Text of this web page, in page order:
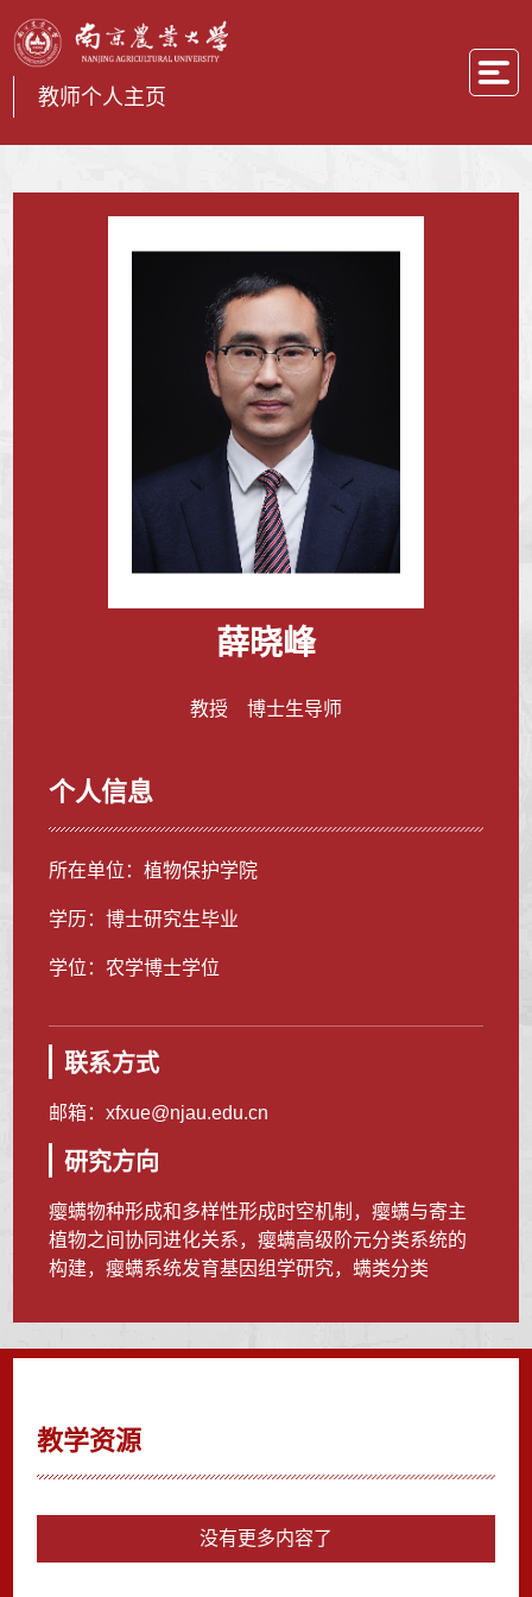
教师个人主页
薛晓峰
教授 博士生导师
个人信息
所在单位：植物保护学院
学历：博士研究生毕业
学位：农学博士学位
联系方式
邮箱：xfxue@njau.edu.cn
研究方向
瘿螨物种形成和多样性形成时空机制，瘿螨与寄主
植物之间协同进化关系，瘿螨高级阶元分类系统的
构建，瘿螨系统发育基因组学研究，螨类分类
教学资源
没有更多内容了